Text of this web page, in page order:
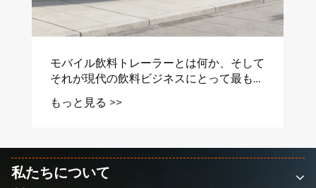
モバイル飲料トレーラーとは何か、そして
それが現代の飲料ビジネスにとって最も賢
もっと見る >>
私たちについて